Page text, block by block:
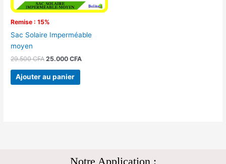
Remise : 15%
Sac Solaire Imperméable
moyen
29.500CFA 25.000CFA
Ajouter au panier
Notre Application :